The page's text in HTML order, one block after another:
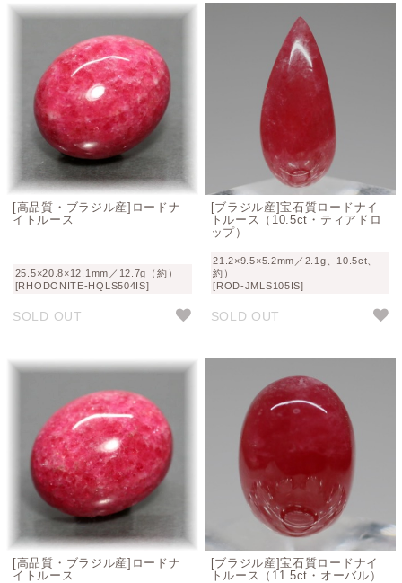
[高品質・ブラジル産]ロードナ
イトルース
25.5×20.8×12.1mm／12.7g（約）
[RHODONITE-HQLS504IS]
SOLD OUT
[ブラジル産]宝石質ロードナイ
トルース（10.5ct・ティアドロ
ップ）
21.2×9.5×5.2mm／2.1g、10.5ct、
約）
[ROD-JMLS105IS]
SOLD OUT
[高品質・ブラジル産]ロードナ
イトルース
[ブラジル産]宝石質ロードナイ
トルース（11.5ct・オーバル）